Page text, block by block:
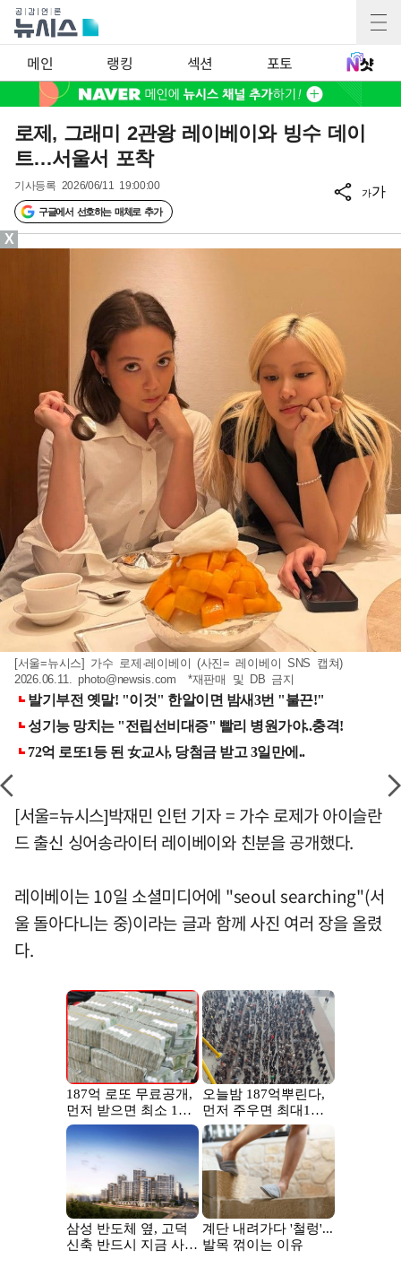
메인 랭킹 섹션 포토
로제, 그래미 2관왕 레이베이와 빙수 데이
트…서울서 포착
기사등록 2026/06/11 19:00:00
구글에서 선호하는 매체로 추가
가가
[서울=뉴시스] 가수 로제·레이베이 (사진= 레이베이 SNS 캡쳐)
2026.06.11.photo@newsis.com *재판매 및 DB 금지
[서울=뉴시스]박재민 인턴 기자 = 가수 로제가 아이슬란
드 출신 싱어송라이터 레이베이와 친분을 공개했다.
레이베이는 10일 소셜미디어에 "seoul searching"(서
울 돌아다니는 중)이라는 글과 함께 사진 여러 장을 올렸
다.
X